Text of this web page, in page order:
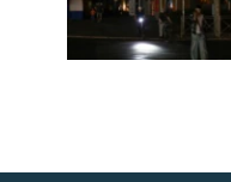
Русский